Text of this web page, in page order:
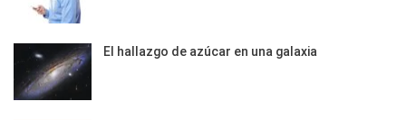
El hallazgo de azúcar en una galaxia